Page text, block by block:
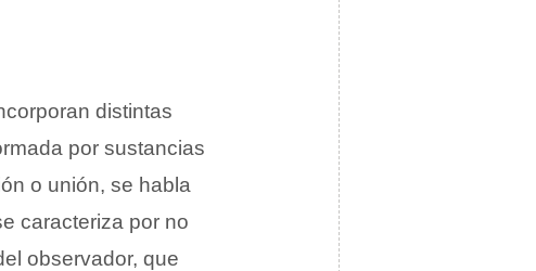
distintas
por sustancias
o unión, se habla
caracteriza por no
observador, que